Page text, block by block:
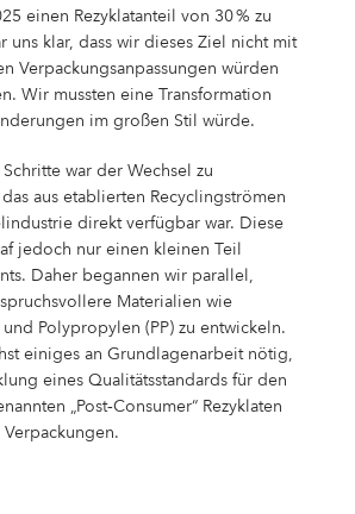
einen Rezyklatanteil von 30 % zu
uns klar, dass wir dieses Ziel nicht mit
Verpackungsanpassungen würden
Wir mussten eine Transformation
im großen Stil würde.
war der Wechsel zu
das aus etablierten Recyclingströmen
direkt verfügbar war. Diese
jedoch nur einen kleinen Teil
Daher begannen wir parallel,
Materialien wie
und Polypropylen (PP) zu entwickeln.
einiges an Grundlagenarbeit nötig,
eines Qualitätsstandards für den
„Post‑Consumer“ Rezyklaten
Verpackungen.